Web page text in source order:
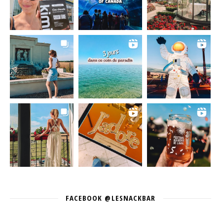
FACEBOOK @LESNACKBAR